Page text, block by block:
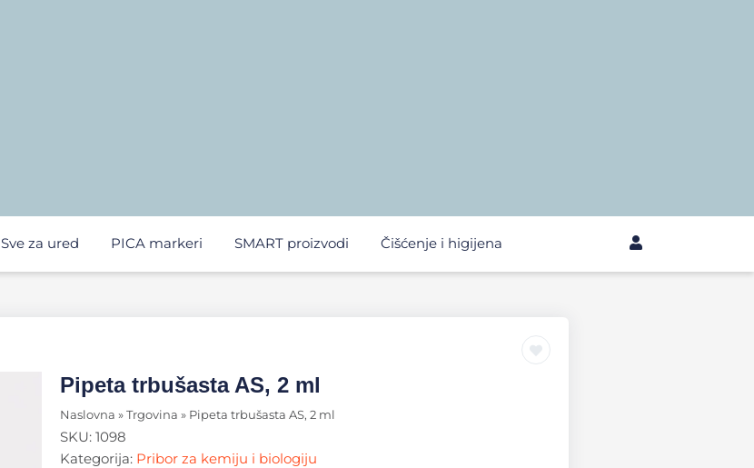
Sve za ured PICA markeri SMART proizvodi Čišćenje i higijena
Pipeta trbušasta AS, 2 ml
Naslovna » Trgovina » Pipeta trbušasta AS, 2 ml
SKU: 1098
Kategorija: Pribor za kemiju i biologiju